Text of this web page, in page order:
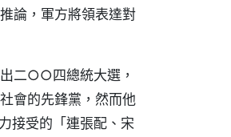
論，軍方將領表達對
二○○四總統大選，
會的先鋒黨，然而他
接受的「連張配、宋